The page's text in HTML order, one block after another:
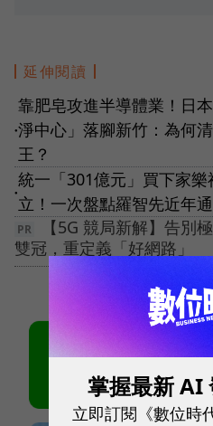
延伸閱讀
●
靠肥皂攻進半導體業！日
淨中心」落腳新竹：為何
王？
●
統一「301億元」買下家
立！一次盤點羅智先近年
【5G 競局新解】告別
雙冠，重定義「好網路」
掌握最新 AI
立即訂閱《數位時